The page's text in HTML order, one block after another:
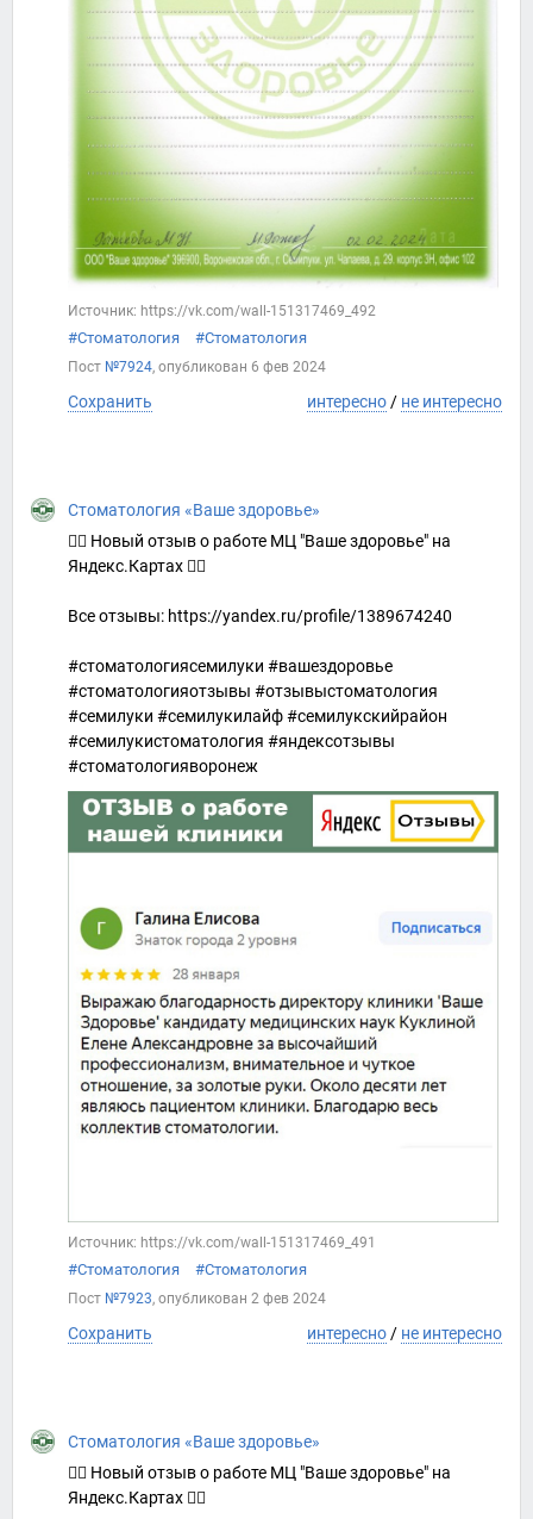
Источник: https://vk.com/wall-151317469_492
#Стоматология #Стоматология
Пост №7924, опубликован 6 фев 2024
Сохранить интересно/ не интересно
Стоматология «Ваше здоровье»
👍🏻 Новый отзыв о работе МЦ "Ваше здоровье" на
Яндекс.Картах 👇🏻
Все отзывы: https://yandex.ru/profile/1389674240
#стоматологиясемилуки #вашездоровье
#стоматологияотзывы #отзывыстоматология
#семилуки #семилукилайф #семилукскийрайон
#семилукистоматология #яндексотзывы
#стоматологияворонеж
Источник: https://vk.com/wall-151317469_491
#Стоматология #Стоматология
Пост №7923, опубликован 2 фев 2024
Сохранить интересно/ не интересно
Стоматология «Ваше здоровье»
👍🏻 Новый отзыв о работе МЦ "Ваше здоровье" на
Яндекс.Картах 👇🏻